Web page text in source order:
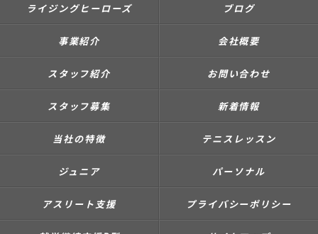
ライジングヒーローズ ブログ
事業紹介 会社概要
スタッフ紹介 お問い合わせ
スタッフ募集 新着情報
当社の特徴 テニスレッスン
ジュニア パーソナル
アスリート支援 プライバシーポリシー